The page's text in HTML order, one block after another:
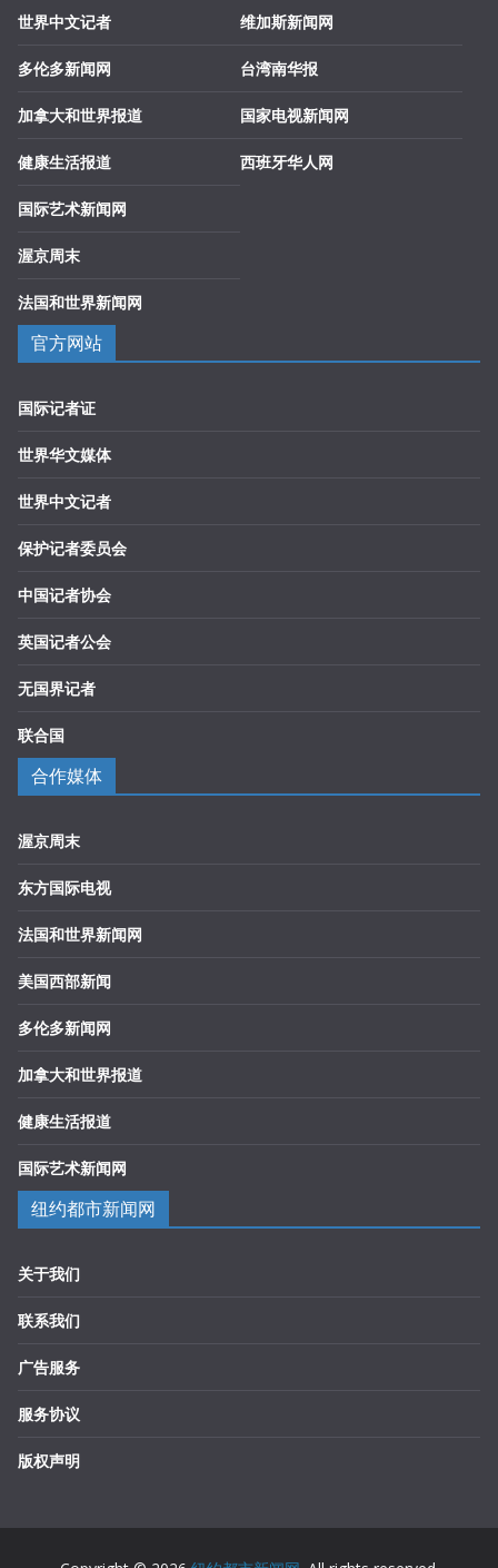
世界中文记者
多伦多新闻网
加拿大和世界报道
健康生活报道
国际艺术新闻网
渥京周末
法国和世界新闻网
维加斯新闻网
台湾南华报
国家电视新闻网
西班牙华人网
官方网站
国际记者证
世界华文媒体
世界中文记者
保护记者委员会
中国记者协会
英国记者公会
无国界记者
联合国
合作媒体
渥京周末
东方国际电视
法国和世界新闻网
美国西部新闻
多伦多新闻网
加拿大和世界报道
健康生活报道
国际艺术新闻网
纽约都市新闻网
关于我们
联系我们
广告服务
服务协议
版权声明